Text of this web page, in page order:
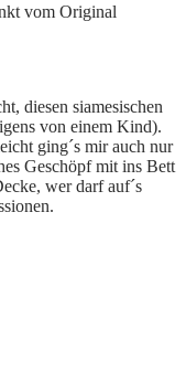
vom Original
diesen siamesischen
von einem Kind).
ging´s mir auch nur
Geschöpf mit ins Bett
wer darf auf´s